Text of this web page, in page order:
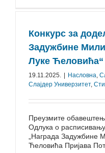
Конкурс за
Задужбине
Луке Ћеловића“
19.11.2025. Насловна,
Слајдер Универзитет,
Преузмите
Одлука о
„Награда Задужбине
Ћеловића Пријава